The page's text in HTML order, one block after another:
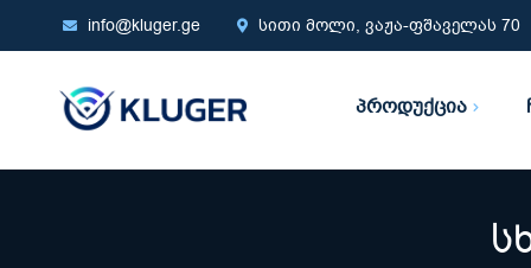
info@kluger.ge სითი მოლი, ვაჟა-ფშაველას 70
პროდუქცია